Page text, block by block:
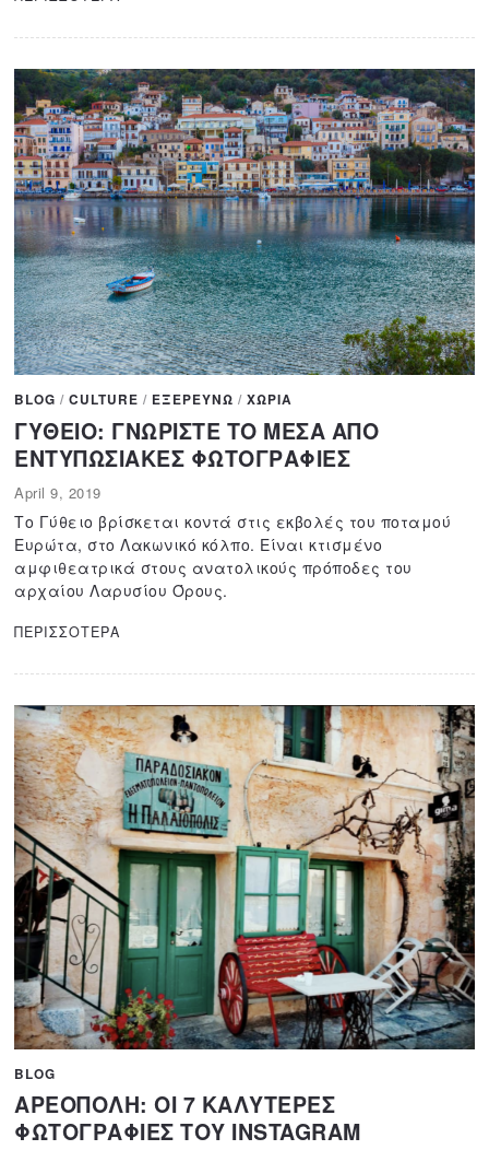
0
BLOG / CULTURE / ΕΞΕΡΕΥΝΩ / ΧΩΡΙΑ
ΓΥΘΕΙΟ: ΓΝΩΡΙΣΤΕ ΤΟ ΜΕΣΑ ΑΠΟ
ΕΝΤΥΠΩΣΙΑΚΕΣ ΦΩΤΟΓΡΑΦΙΕΣ
April 9, 2019
p
r
i
l
1
,
0
0
Το Γύθειο βρίσκεται κοντά στις εκβολές του ποταμού
Ευρώτα, στο Λακωνικό κόλπο. Είναι κτισμένο
αμφιθεατρικά στους ανατολικούς πρόποδες του
αρχαίου Λαρυσίου Όρους.
ΠΕΡΙΣΣΟΤΕΡΑ
BLOG
ΑΡΕΟΠΟΛΗ: ΟΙ 7 ΚΑΛΥΤΕΡΕΣ
ΦΩΤΟΓΡΑΦΙΕΣ ΤΟΥ INSTAGRAM